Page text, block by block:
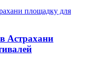
Астрахани